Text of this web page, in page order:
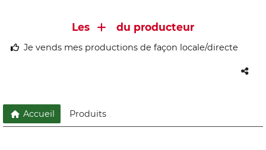
Les du producteur
Je vends mes productions de façon locale/directe
Accueil Produits